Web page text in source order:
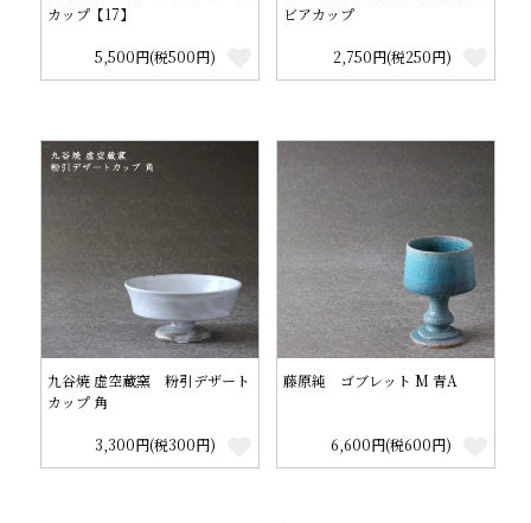
カップ【17】
5,500円(税500円)
ビアカップ
2,750円(税250円)
九谷焼 虚空蔵窯 粉引デザート
カップ 角
3,300円(税300円)
藤原純 ゴブレット M 青A
6,600円(税600円)